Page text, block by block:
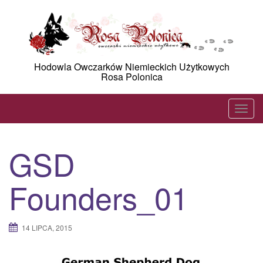
Hodowla Owczarków Niemieckich Użytkowych
Rosa Polonica
T
o
GSD
Founders_01
14 LIPCA, 2015